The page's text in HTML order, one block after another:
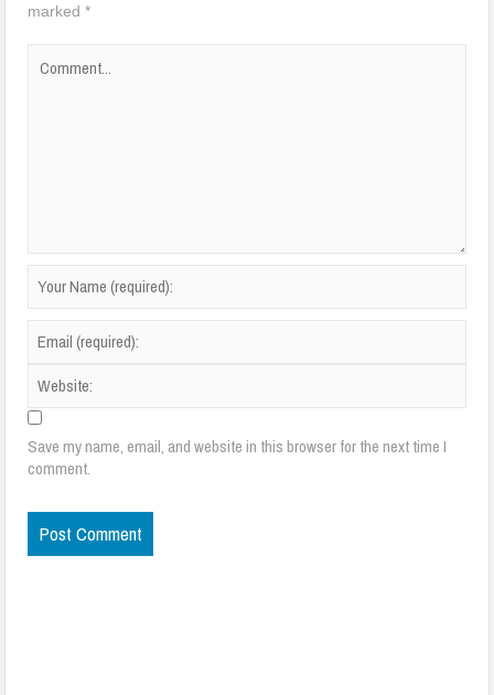
marked*
Save my name, email, and website in this browser for the next time I
comment.